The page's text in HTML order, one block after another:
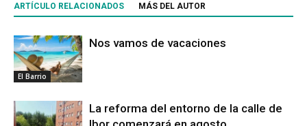
ARTÍCULO RELACIONADOS MÁS DEL AUTOR
El Barrio
Nos vamos de vacaciones
La reforma del entorno de la calle de